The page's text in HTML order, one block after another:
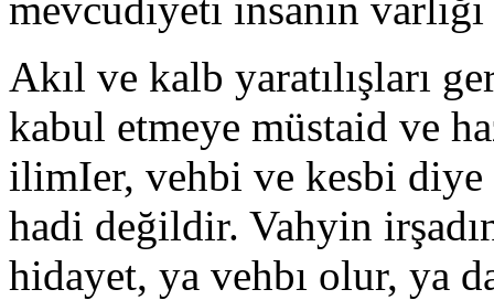
Akıl ve kalb yaratılışları
kabul etmeye müstaid ve
ilimIer, vehbi ve kesbi
hadi değildir. Vahyin
hidayet, ya vehbı olur, ya